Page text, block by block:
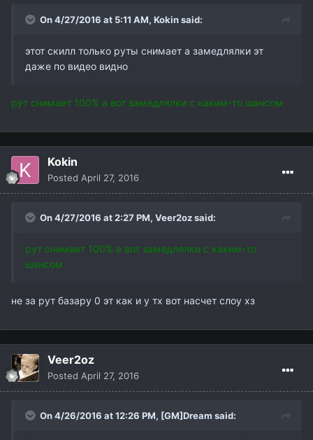
On 4/27/2016 at 5:11 AM, Kokinsaid:
этот скилл только руты снимает а замедлялки эт
даже по видео видно
рут снимает 100% а вот замедлялки с каким-то шансом
Kokin
Posted April 27, 2016
On 4/27/2016 at 2:27 PM, Veer2ozsaid:
рут снимает 100% а вот замедлялки с каким-то
шансом
не за рут базару 0 эт как и у тх вот насчет слоу хз
Veer2oz
Posted April 27, 2016
On 4/26/2016 at 12:26 PM, [GM]Dream said: